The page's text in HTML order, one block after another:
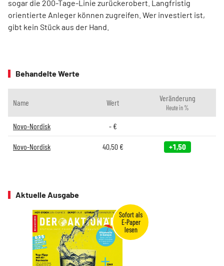
sogar die 200-Tage-Linie zurückerobert. Langfristig
orientierte Anleger können zugreifen. Wer investiert ist,
gibt kein Stück aus der Hand.
Behandelte Werte
Name Wert Veränderung
Heute in %
Novo-Nordisk -€
Novo-Nordisk 40,50€ +1,50
Aktuelle Ausgabe